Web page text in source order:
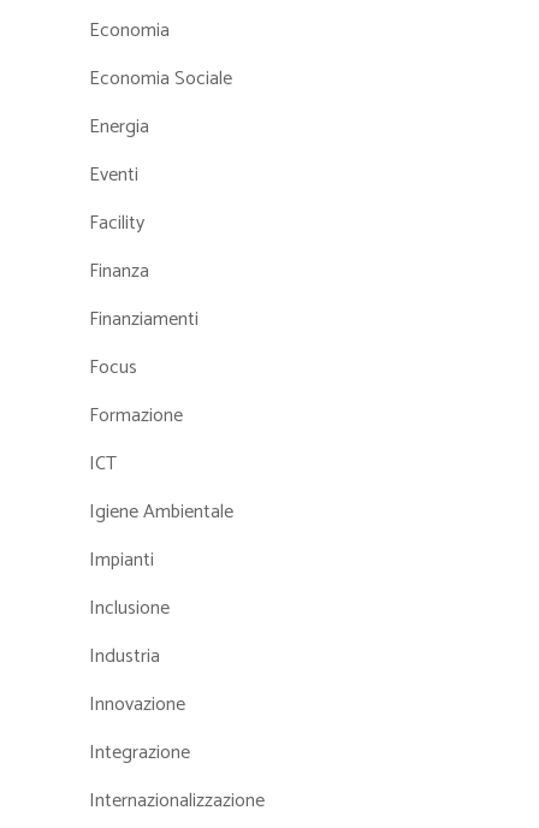
Economia
Economia Sociale
Energia
Eventi
Facility
Finanza
Finanziamenti
Focus
Formazione
ICT
Igiene Ambientale
Impianti
Inclusione
Industria
Innovazione
Integrazione
Internazionalizzazione